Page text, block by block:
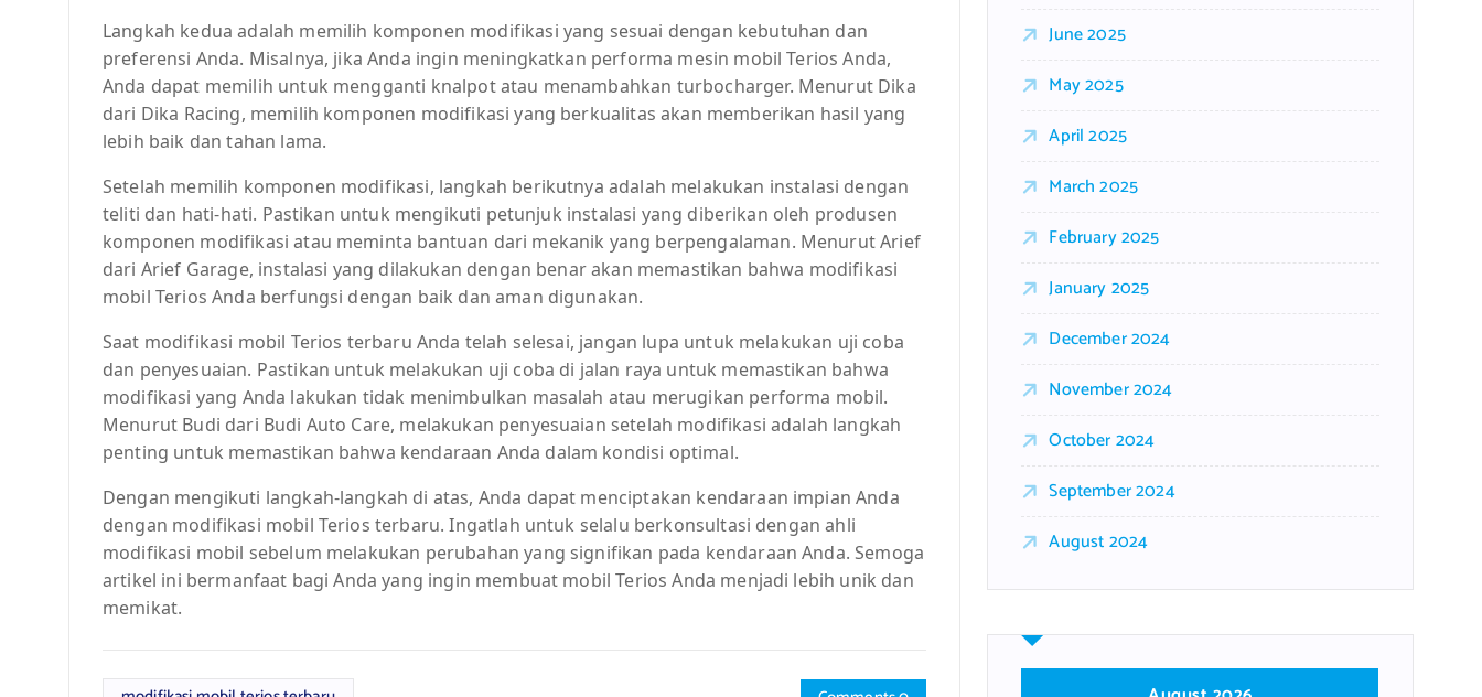
Langkah kedua adalah memilih komponen modifikasi yang sesuai dengan kebutuhan dan
preferensi Anda. Misalnya, jika Anda ingin meningkatkan performa mesin mobil Terios Anda,
Anda dapat memilih untuk mengganti knalpot atau menambahkan turbocharger. Menurut Dika
dari Dika Racing, memilih komponen modifikasi yang berkualitas akan memberikan hasil yang
lebih baik dan tahan lama.
Setelah memilih komponen modifikasi, langkah berikutnya adalah melakukan instalasi dengan
teliti dan hati-hati. Pastikan untuk mengikuti petunjuk instalasi yang diberikan oleh produsen
komponen modifikasi atau meminta bantuan dari mekanik yang berpengalaman. Menurut Arief
dari Arief Garage, instalasi yang dilakukan dengan benar akan memastikan bahwa modifikasi
mobil Terios Anda berfungsi dengan baik dan aman digunakan.
Saat modifikasi mobil Terios terbaru Anda telah selesai, jangan lupa untuk melakukan uji coba
dan penyesuaian. Pastikan untuk melakukan uji coba di jalan raya untuk memastikan bahwa
modifikasi yang Anda lakukan tidak menimbulkan masalah atau merugikan performa mobil.
Menurut Budi dari Budi Auto Care, melakukan penyesuaian setelah modifikasi adalah langkah
penting untuk memastikan bahwa kendaraan Anda dalam kondisi optimal.
Dengan mengikuti langkah-langkah di atas, Anda dapat menciptakan kendaraan impian Anda
dengan modifikasi mobil Terios terbaru. Ingatlah untuk selalu berkonsultasi dengan ahli
modifikasi mobil sebelum melakukan perubahan yang signifikan pada kendaraan Anda. Semoga
artikel ini bermanfaat bagi Anda yang ingin membuat mobil Terios Anda menjadi lebih unik dan
memikat.
June 2025
May 2025
April 2025
March 2025
February 2025
January 2025
December 2024
November 2024
October 2024
September 2024
August 2024